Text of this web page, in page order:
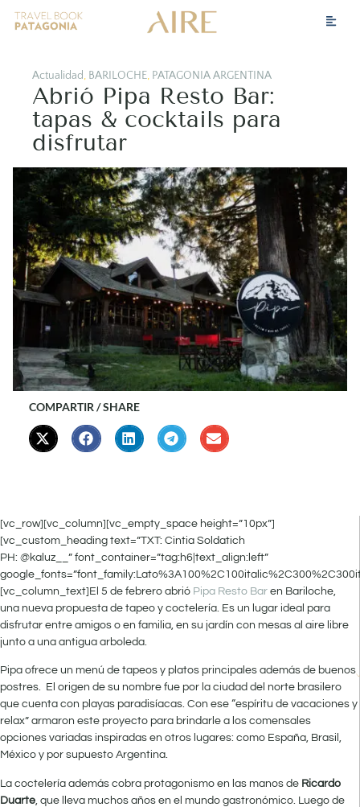
Actualidad, BARILOCHE, PATAGONIA ARGENTINA
Abrió Pipa Resto Bar:
tapas & cocktails para
disfrutar
COMPARTIR / SHARE
[vc_row][vc_column][vc_empty_space height=”10px”]
[vc_custom_heading text=”TXT: Cintia Soldatich
PH: @kaluz__” font_container=”tag:h6|text_align:left”
[vc_column_text]El 5 de febrero abrió Pipa Resto Bar en Bariloche,
una nueva propuesta de tapeo y coctelería. Es un lugar ideal para
disfrutar entre amigos o en familia, en su jardín con mesas al aire libre
junto a una antigua arboleda.
Pipa ofrece un menú de tapeos y platos principales además de buenos
postres. El origen de su nombre fue por la ciudad del norte brasilero
que cuenta con playas paradisíacas. Con ese “espíritu de vacaciones y
relax” armaron este proyecto para brindarle a los comensales
opciones variadas inspiradas en otros lugares: como España, Brasil,
México y por supuesto Argentina.
La coctelería además cobra protagonismo en las manos de Ricardo
Duarte , que lleva muchos años en el mundo gastronómico. Luego de